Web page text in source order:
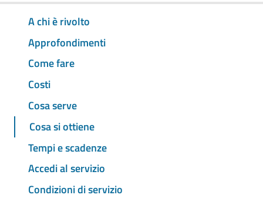
A chi è rivolto
Approfondimenti
Come fare
Costi
Cosa serve
Cosa si ottiene
Tempi e scadenze
Accedi al servizio
Condizioni di servizio